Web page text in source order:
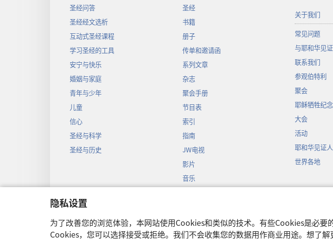
隐私设置
为了改善您的浏览体验，本网站使用Cookies和类似的技术。有些Cookies是必
Cookies，您可以选择接受或拒绝。我们不会收集您的数据用作商业用途。想了解
圣经问答
圣经经文选析
互动式圣经课程
学习圣经的工具
安宁与快乐
婚姻与家庭
青年与少年
儿童
信心
圣经与科学
圣经与历史
圣经
书籍
册子
传单和邀请函
系列文章
杂志
聚会手册
节目表
索引
指南
JW电视
影片
音乐
关于我们
常见问题
与耶和华见
联系我们
参观伯特利
聚会
耶稣牺牲纪
大会
活动
耶和华见证
世界各地